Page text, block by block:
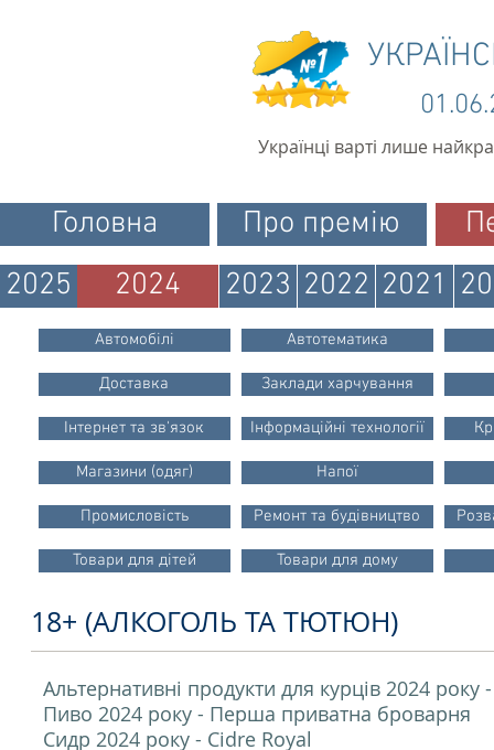
Українці варті лише
Головна Про премію
2025
2024 2023 2022 2021
Автомобілі Автотематика
Доставка Заклади харчування
Інтернет та зв'язок Інформаційні технології
Магазини (одяг) Напої
Промисловість Ремонт та будівництво
Товари для дітей Товари для дому
18+ (АЛКОГОЛЬ ТА ТЮТЮН)
Альтернативні продукти для курців 2024 року
Пиво 2024 року - Перша приватна броварня
Сидр 2024 року - Cidre Royal